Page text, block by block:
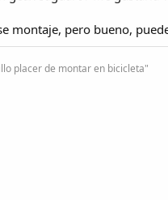
montaje, pero bueno,
placer de montar en bicicleta"